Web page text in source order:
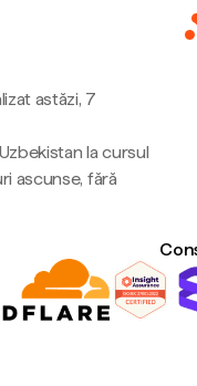
astăzi, 7
la cursul
ascunse, fără